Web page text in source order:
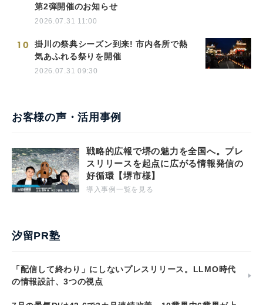
第2弾開催のお知らせ
2026.07.31 11:00
10
掛川の祭典シーズン到来! 市内各所で熱
気あふれる祭りを開催
2026.07.31 09:30
お客様の声・活用事例
戦略的広報で堺の魅力を全国へ。プレ
スリリースを起点に広がる情報発信の
好循環【堺市様】
導入事例一覧を見る
汐留PR塾
「配信して終わり」にしないプレスリリース。LLMO時代
の情報設計、3つの視点